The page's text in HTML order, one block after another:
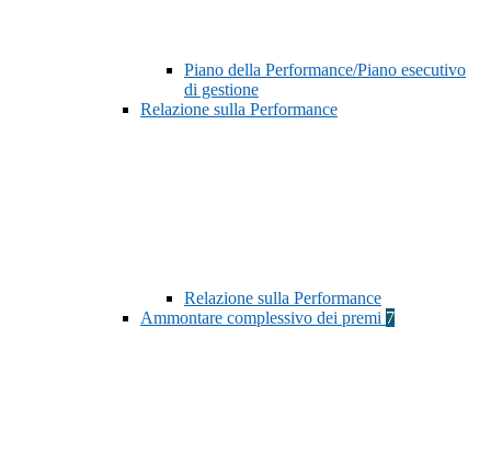
Piano della Performance/Piano esecutivo
di gestione
Relazione sulla Performance
Relazione sulla Performance
Ammontare complessivo dei premi 7